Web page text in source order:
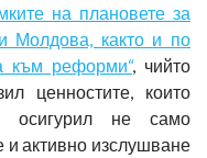
на плановете за
Молдова, както и по
към реформи“, чийто
ценностите, които
осигурил не само
и активно изслушване